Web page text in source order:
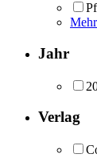
Jahr
Verlag